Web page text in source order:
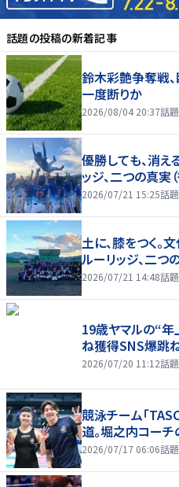
話題の投稿の新着記事
鈴木彩艶争奪戦
一度断りか
2026/08/04 20:37話
優勝しても、消え
ッジ、二つの真実（
2026/07/21 15:25話
土に、膝をつく。
ルーリッジ、二つ
2026/07/21 14:48話
19歳ヤマルの“
ね獲得SNS爆跳
2026/07/20 11:12話
競泳チーム「
道。堀之内コー
2026/07/17 06:06話